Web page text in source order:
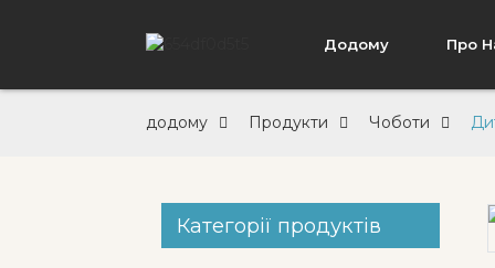
Додому Про
додому Продукти Чоботи
Категорії продуктів
Loading...
Loading...